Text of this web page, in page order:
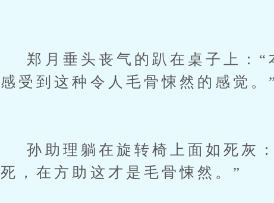
郑月垂头丧气的趴在桌子上：“
感受到这种令人毛骨悚然的感觉。”
孙助理躺在旋转椅上面如死灰
死，在方助这才是毛骨悚然。”